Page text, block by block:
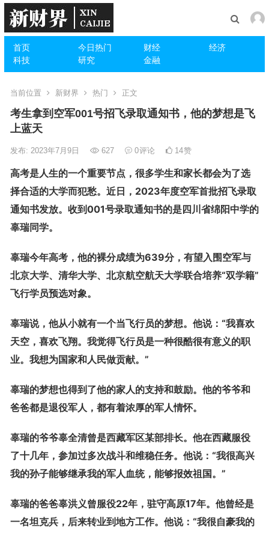
首页 今日热门 财经
经济
科技
研究 金融
当前位置 新财界 热门 正文
考生拿到空军001号招飞录取通知书，他的梦想是飞
上蓝天
发布: 2023年7月9日 627 0评论 14赞
高考是人生的一个重要节点，很多学生和家长都会为了选
择合适的大学而犯愁。近日，2023年度空军首批招飞录取
通知书发放。收到001号录取通知书的是四川省绵阳中学的
辜瑞同学。
辜瑞今年高考，他的裸分成绩为639分，有望入围空军与
北京大学、清华大学、北京航空航天大学联合培养“双学籍”
飞行学员预选对象。
辜瑞说，他从小就有一个当飞行员的梦想。他说：“我喜欢
天空，喜欢飞翔。我觉得飞行员是一种很酷很有意义的职
业。我想为国家和人民做贡献。”
辜瑞的梦想也得到了他的家人的支持和鼓励。他的爷爷和
爸爸都是退役军人，都有着浓厚的军人情怀。
辜瑞的爷爷辜全清曾是西藏军区某部排长。他在西藏服役
了十几年，参加过多次战斗和维稳任务。他说：“我很高兴
我的孙子能够继承我的军人血统，能够报效祖国。”
辜瑞的爸爸辜洪义曾服役22年，驻守高原17年。他曾经是
一名坦克兵，后来转业到地方工作。他说：“我很自豪我的